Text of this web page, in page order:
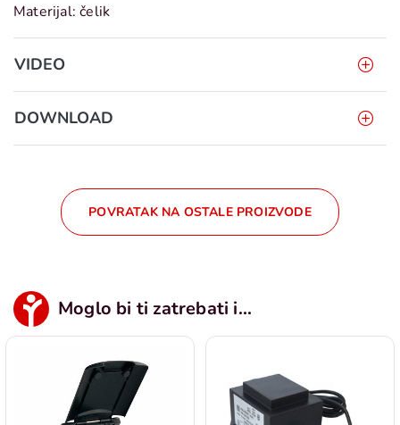
Materijal: čelik
VIDEO
DOWNLOAD
POVRATAK NA OSTALE PROIZVODE
Moglo bi ti zatrebati i...